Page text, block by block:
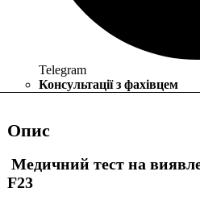
Telegram
Консультації з фахівцем
Опис
Медичний тест на
F23